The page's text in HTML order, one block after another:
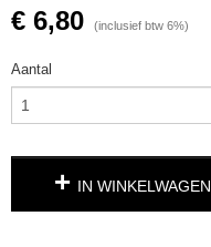
€ 6,80 (inclusief btw 6%)
Aantal
IN WINKELWAGEN